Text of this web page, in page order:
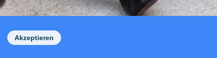
Akzeptieren